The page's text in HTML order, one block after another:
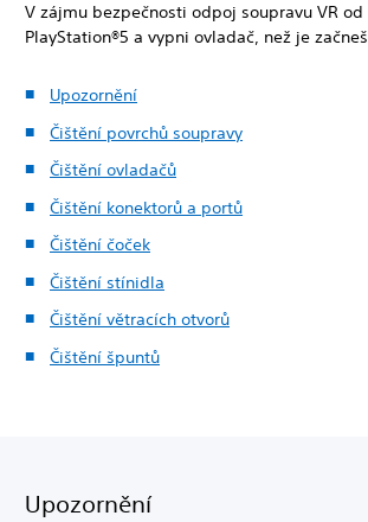
V zájmu bezpečnosti odpoj soupravu VR od
PlayStation®5 a vypni ovladač, než je
Upozornění
Čištění povrchů soupravy
Čištění ovladačů
Čištění konektorů a portů
Čištění čoček
Čištění stínidla
Čištění větracích otvorů
Čištění špuntů
Upozornění